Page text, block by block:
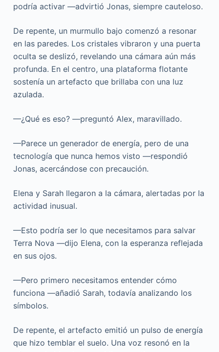
podría activar —advirtió Jonas, siempre cauteloso.
De repente, un murmullo bajo comenzó a resonar
en las paredes. Los cristales vibraron y una puerta
oculta se deslizó, revelando una cámara aún más
profunda. En el centro, una plataforma flotante
sostenía un artefacto que brillaba con una luz
azulada.
—¿Qué es eso? —preguntó Alex, maravillado.
—Parece un generador de energía, pero de una
tecnología que nunca hemos visto —respondió
Jonas, acercándose con precaución.
Elena y Sarah llegaron a la cámara, alertadas por la
actividad inusual.
—Esto podría ser lo que necesitamos para salvar
Terra Nova —dijo Elena, con la esperanza reflejada
en sus ojos.
—Pero primero necesitamos entender cómo
funciona —añadió Sarah, todavía analizando los
símbolos.
De repente, el artefacto emitió un pulso de energía
que hizo temblar el suelo. Una voz resonó en la